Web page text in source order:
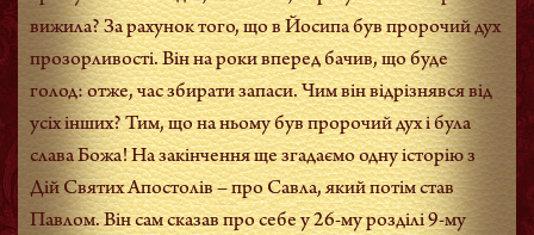
вижила? За рахунок того, що в Йосипа був пророчий дух
прозорливості. Він на роки вперед бачив, що буде
голод: отже, час збирати запаси. Чим він відрізнявся від
усіх інших? Тим, що на ньому був пророчий дух і була
слава Божа! На закінчення ще згадаємо одну історію з
Дій Святих Апостолів – про Савла, який потім став
Павлом. Він сам сказав про себе у 26-му розділі 9-му